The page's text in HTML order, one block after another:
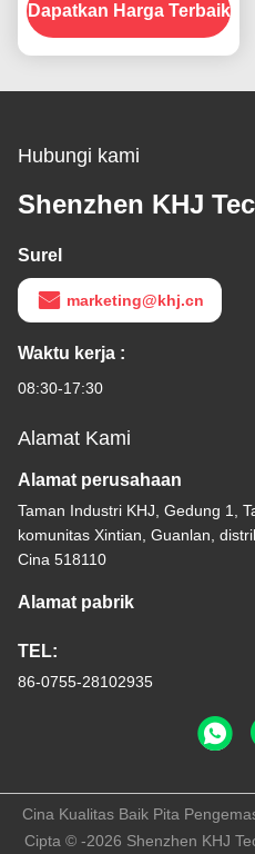
Dapatkan Harga Terbaik
Hubungi kami
Shenzhen KHJ
Surel
marketing@khj.cn
Waktu kerja :
08:30-17:30
Alamat Kami
Alamat perusahaan
Taman Industri KHJ, Gedung 1,
komunitas Xintian, Guanlan,
Cina 518110
Alamat pabrik
TEL:
86-0755-28102935
Cina Kualitas Baik Pita
Cipta © -2026 Shenzhen KHJ